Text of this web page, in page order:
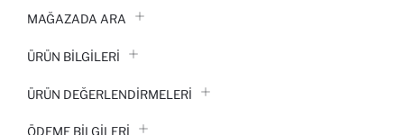
MAĞAZADA ARA
ÜRÜN BILGILERI
ÜRÜN DEĞERLENDİRMELERİ
ÖDEME BİLGİLERİ